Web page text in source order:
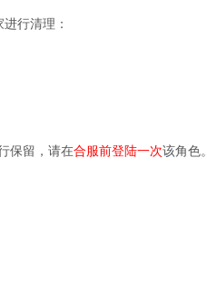
进行清理：
保留，请在合服前登陆一次该角色。